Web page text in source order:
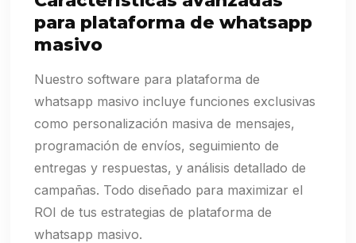
para plataforma de whatsapp
masivo
Nuestro software para plataforma de
whatsapp masivo incluye funciones exclusivas
como personalización masiva de mensajes,
programación de envíos, seguimiento de
entregas y respuestas, y análisis detallado de
campañas. Todo diseñado para maximizar el
ROI de tus estrategias de plataforma de
whatsapp masivo.